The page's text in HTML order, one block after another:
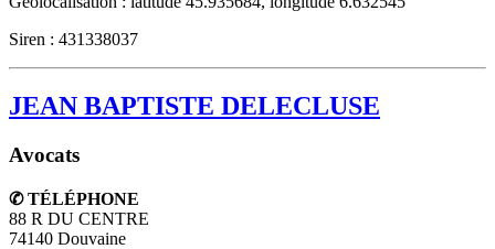
Siren : 431338037
JEAN BAPTISTE DELECLUSE
Avocats
✆ TÉLÉPHONE
88 R DU CENTRE
74140 Douvaine